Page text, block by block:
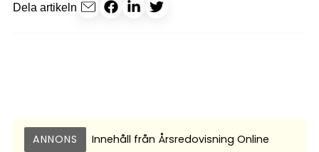
Dela artikeln
ANNONS Innehåll från Årsredovisning Online